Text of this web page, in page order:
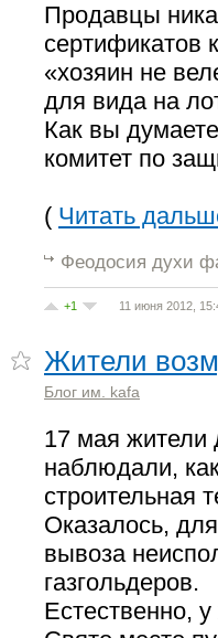
Продавцы
сертификатов
«хозяин не
для вида на
Как вы
комитет по
( Читать
Феодосия духи
+1 11 июня 2012,
Жители
Блог им. kafa
17 мая жители
наблюдали,
строительная
Оказалось,
вывоза
газгольдеров.
Естественно,